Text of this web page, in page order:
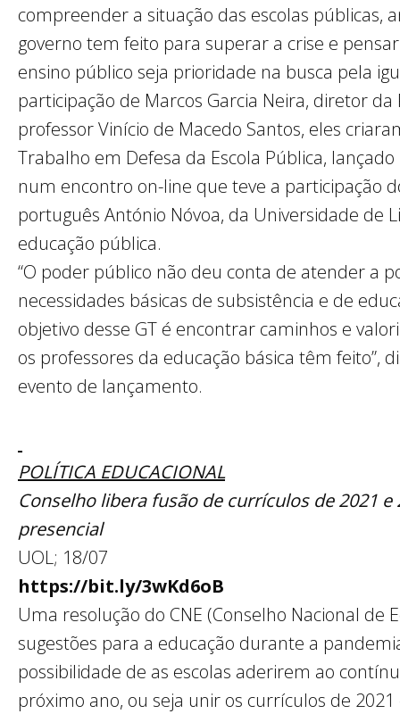
compreender a situação das escolas públicas,
governo tem feito para superar a crise e
ensino público seja prioridade na busca pela
participação de Marcos Garcia Neira, diretor da
professor Vinício de Macedo Santos, eles
Trabalho em Defesa da Escola Pública,
num encontro on-line que teve a participação
português António Nóvoa, da Universidade de
educação pública.
“O poder público não deu conta de atender a
necessidades básicas de subsistência e de
objetivo desse GT é encontrar caminhos e
os professores da educação básica têm feito”,
evento de lançamento.
POLÍTICA EDUCACIONAL
Conselho libera fusão de currículos de 2021 e
presencial
UOL; 18/07
https://bit.ly/3wKd6oB
Uma resolução do CNE (Conselho Nacional de
sugestões para a educação durante a
possibilidade de as escolas aderirem ao
próximo ano, ou seja unir os currículos de